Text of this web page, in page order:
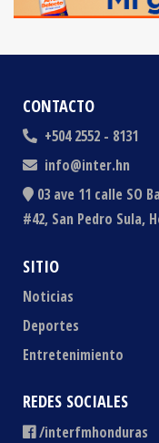
CONTACTO
+504 2552 - 8131
info@inter.hn
03 ave 11 calle SO
#42, San Pedro Sula,
SITIO
Noticias
Deportes
Entretenimiento
REDES SOCIALES
/interfmhonduras